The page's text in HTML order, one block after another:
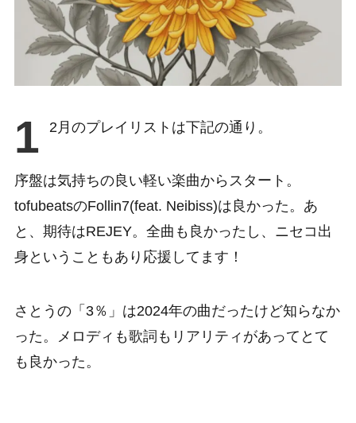
1 2月のプレイリストは下記の通り。
序盤は気持ちの良い軽い楽曲からスタート。
tofubeatsのFollin7(feat. Neibiss)は良かった。あ
と、期待はREJEY。全曲も良かったし、ニセコ出
身ということもあり応援してます！
さとうの「3％」は2024年の曲だったけど知らなか
った。メロディも歌詞もリアリティがあってとて
も良かった。